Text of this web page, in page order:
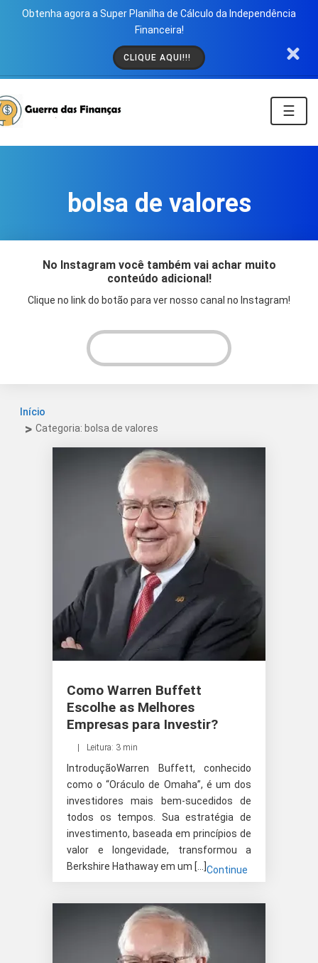
Obtenha agora a Super Planilha de Cálculo da Independência
Financeira!
CLIQUE AQUI!!!
☰
bolsa de valores
No Instagram você também vai achar muito
conteúdo adicional!
Clique no link do botão para ver nosso canal no Instagram!
Início
Categoria: bolsa de valores
Como Warren Buffett
Escolhe as Melhores
Empresas para Investir?
Leitura: 3 min
IntroduçãoWarren Buffett, conhecido
como o “Oráculo de Omaha”, é um dos
investidores mais bem-sucedidos de
todos os tempos. Sua estratégia de
investimento, baseada em princípios de
valor e longevidade, transformou a
Berkshire Hathaway em um […] Continue